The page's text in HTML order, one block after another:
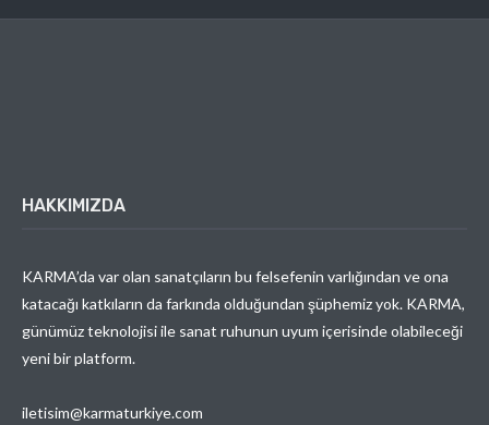
HAKKIMIZDA
KARMA’da var olan sanatçıların bu felsefenin varlığından ve ona
katacağı katkıların da farkında olduğundan şüphemiz yok. KARMA,
günümüz teknolojisi ile sanat ruhunun uyum içerisinde olabileceği
yeni bir platform.
iletisim@karmaturkiye.com